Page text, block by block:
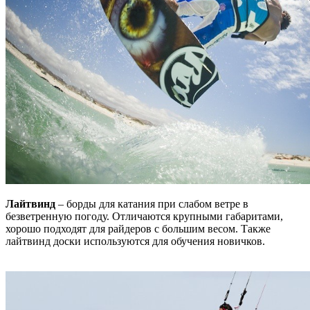
Лайтвинд – борды для катания при слабом ветре в
безветренную погоду. Отличаются крупными габаритами,
хорошо подходят для райдеров с большим весом. Также
лайтвинд доски используются для обучения новичков.